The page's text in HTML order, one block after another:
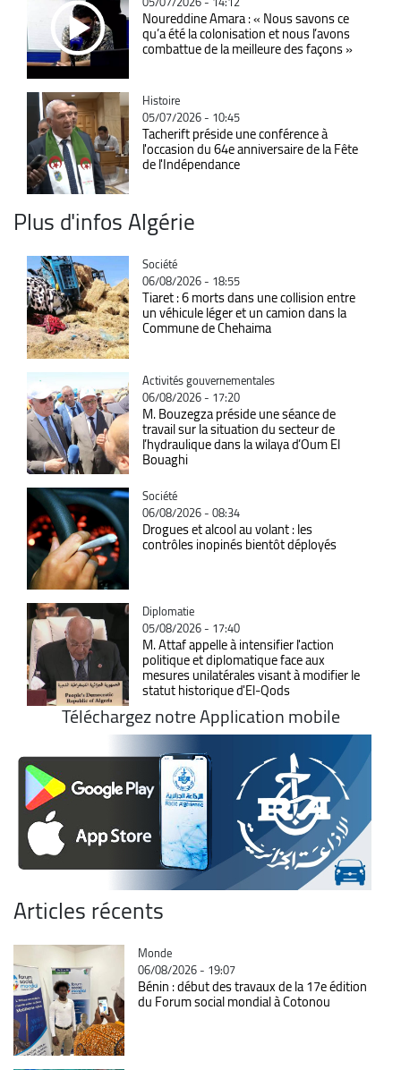
Noureddine Amara : « Nous savons ce
qu’a été la colonisation et nous l’avons
combattue de la meilleure des façons »
Catégorie
Histoire
05/07/2026 - 10:45
Tacherift préside une conférence à
l'occasion du 64e anniversaire de la Fête
de l'Indépendance
Plus d'infos Algérie
Catégorie
Société
06/08/2026 - 18:55
Tiaret : 6 morts dans une collision entre
un véhicule léger et un camion dans la
Commune de Chehaima
Catégorie
Activités gouvernementales
06/08/2026 - 17:20
M. Bouzegza préside une séance de
travail sur la situation du secteur de
l’hydraulique dans la wilaya d’Oum El
Bouaghi
Catégorie
Société
06/08/2026 - 08:34
Drogues et alcool au volant : les
contrôles inopinés bientôt déployés
Catégorie
Diplomatie
05/08/2026 - 17:40
M. Attaf appelle à intensifier l'action
politique et diplomatique face aux
mesures unilatérales visant à modifier le
statut historique d'El-Qods
Téléchargez notre Application mobile
Articles récents
Catégorie
Monde
06/08/2026 - 19:07
Bénin : début des travaux de la 17e édition
du Forum social mondial à Cotonou